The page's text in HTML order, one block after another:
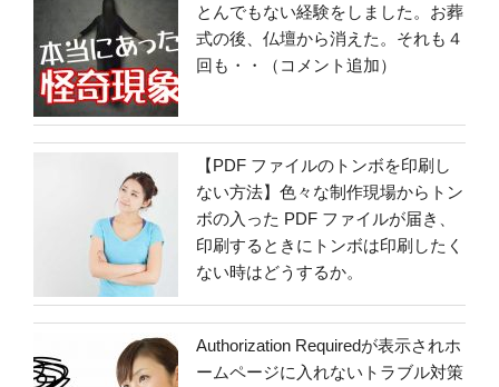
とんでもない経験をしました。お葬
式の後、仏壇から消えた。それも４
回も・・（コメント追加）
【PDF ファイルのトンボを印刷し
ない方法】色々な制作現場からトン
ボの入った PDF ファイルが届き、
印刷するときにトンボは印刷したく
ない時はどうするか。
Authorization Requiredが表示されホ
ームページに入れないトラブル対策